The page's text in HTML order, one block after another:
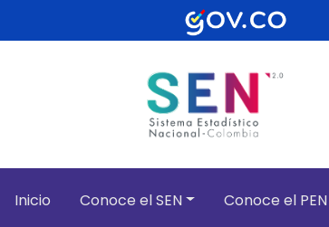
Pasar al contenido principal
Inicio Conoce el SEN Conoce el PEN